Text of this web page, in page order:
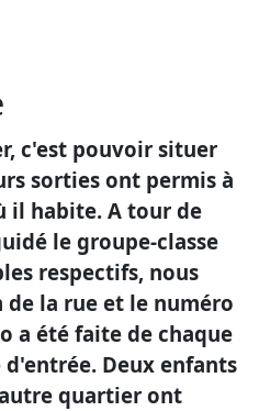
c'est pouvoir situer
sorties ont permis à
il habite. A tour de
le groupe-classe
respectifs, nous
de la rue et le numéro
a été faite de chaque
Deux enfants
quartier ont